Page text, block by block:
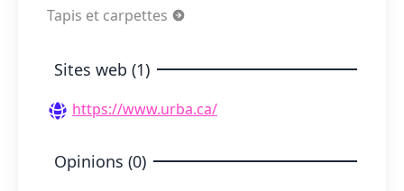
Tapis et carpettes
Sites web (1)
https://www.urba.ca/
Opinions (0)